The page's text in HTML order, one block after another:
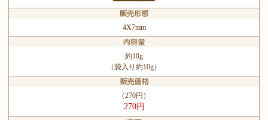
4X7mm
約10g
（袋入り約10g）
（270円）
270円